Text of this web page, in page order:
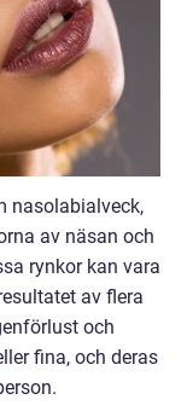
nasolabialveck,
av näsan och
rynkor kan vara
av flera
och
fina, och deras